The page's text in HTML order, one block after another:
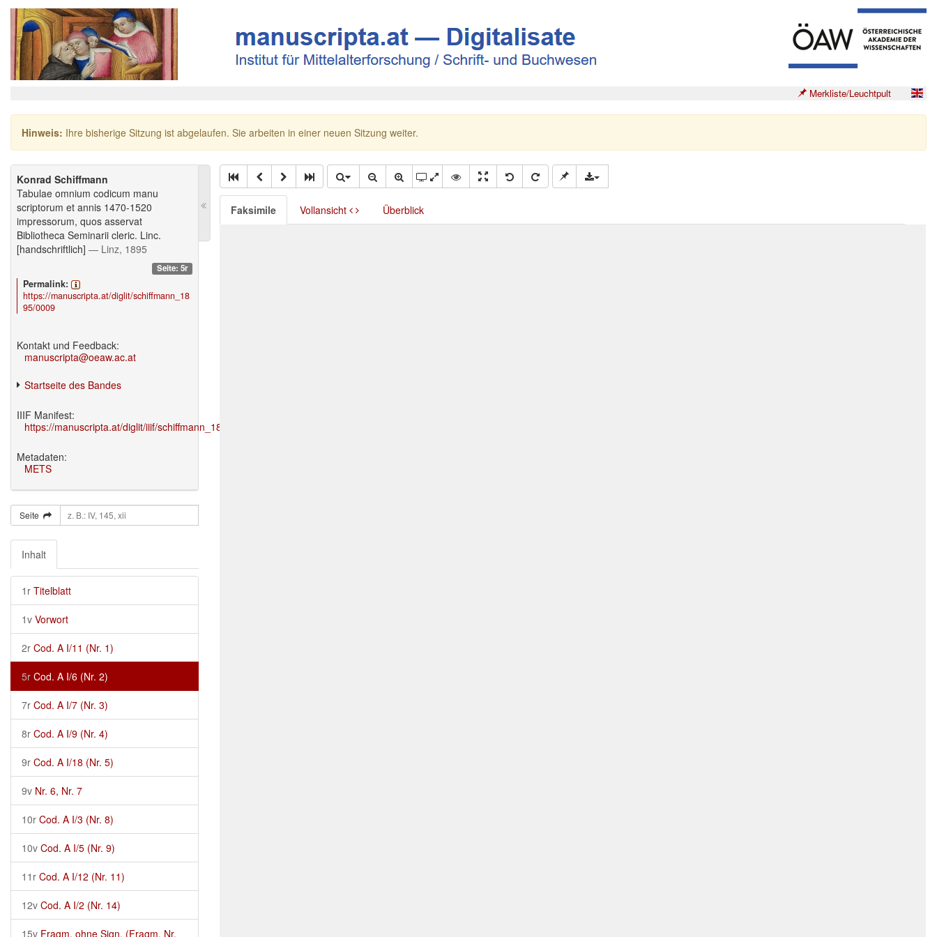
Merkliste/Leuchtpult
Hinweis: Ihre bisherige Sitzung ist abgelaufen. Sie arbeiten in einer neuen Sitzung weiter.
Konrad Schiffmann
Tabulae omnium codicum manu
scriptorum et annis 1470-1520
impressorum, quos asservat
Bibliotheca Seminarii cleric. Linc.
[handschriftlich] — Linz, 1895
Seite: 5r
Permalink:
https://manuscripta.at/diglit/schiffmann_18
95/0009
Kontakt und Feedback:
manuscripta@oeaw.ac.at
Startseite des Bandes
IIIF Manifest:
https://manuscripta.at/diglit/iiif/schiffmann_1895/manifest.json
Metadaten:
METS
Seite
Inhalt
1r Titelblatt
1v Vorwort
2r Cod. A I/11 (Nr. 1)
5r Cod. A I/6 (Nr. 2)
7r Cod. A I/7 (Nr. 3)
8r Cod. A I/9 (Nr. 4)
9r Cod. A I/18 (Nr. 5)
9v Nr. 6, Nr. 7
10r Cod. A I/3 (Nr. 8)
10v Cod. A I/5 (Nr. 9)
11r Cod. A I/12 (Nr. 11)
12v Cod. A I/2 (Nr. 14)
15v Fragm. ohne Sign. (Fragm. Nr.
Faksimile Vollansicht Überblick